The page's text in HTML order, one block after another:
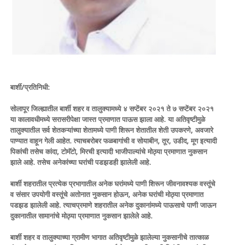
बार्शी/प्रतिनिधी:
सोलापूर जिल्ह्यातील बार्शी शहर व तालुक्यामध्ये ४ सप्टेंबर २०२१ ते ७ सप्टेंबर २०२१
या कालावधीमध्ये सरासरीपेक्षा जास्त प्रमाणात पाऊस झाला आहे. या अतिवृष्टीमुळे
तालुक्यातील सर्व शेतकऱ्यांच्या शेतामध्ये पाणी शिरून शेतातील शेती उपकरणे, अवजारे
पाण्यात वाहून गेली आहेत. त्याचबरोबर फळबागांची व सोयाबीन, तूर, उडीद, मूग इत्यादी
पिकांची तसेच कांदा, टोमॅटो, मिरची इत्यादी भाजीपाल्यांचे मोठ्या प्रमाणात नुकसान
झाले आहे. तसेच अनेकांच्या घरांची पडझडही झालेली आहे.
बार्शी शहरातील प्रत्येक प्रभागातील अनेक घरांमध्ये पाणी शिरून जीवनावश्यक वस्तूंचे
व संसार उपयोगी वस्तूंचे अतोनात नुकसान होऊन, अनेक घरांची मोठ्या प्रमाणात
पडझड झालेली आहे. त्याचप्रमाणे शहरातील अनेक दुकानांमध्ये पाऊसाचे पाणी जाऊन
दुकानातील सामानांचे मोठ्या प्रमाणात नुकसान झालेले आहे.
बार्शी शहर व तालुक्याच्या ग्रामीण भागात अतिवृष्टीमुळे झालेल्या नुकसानीचे तात्काळ